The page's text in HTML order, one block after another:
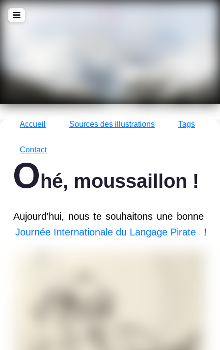
La culture avec un grand !Q
Accueil Sources des illustrations Tags
Contact
Ohé, moussaillon !
Aujourd'hui, nous te souhaitons une bonne
Journée Internationale du Langage Pirate
!